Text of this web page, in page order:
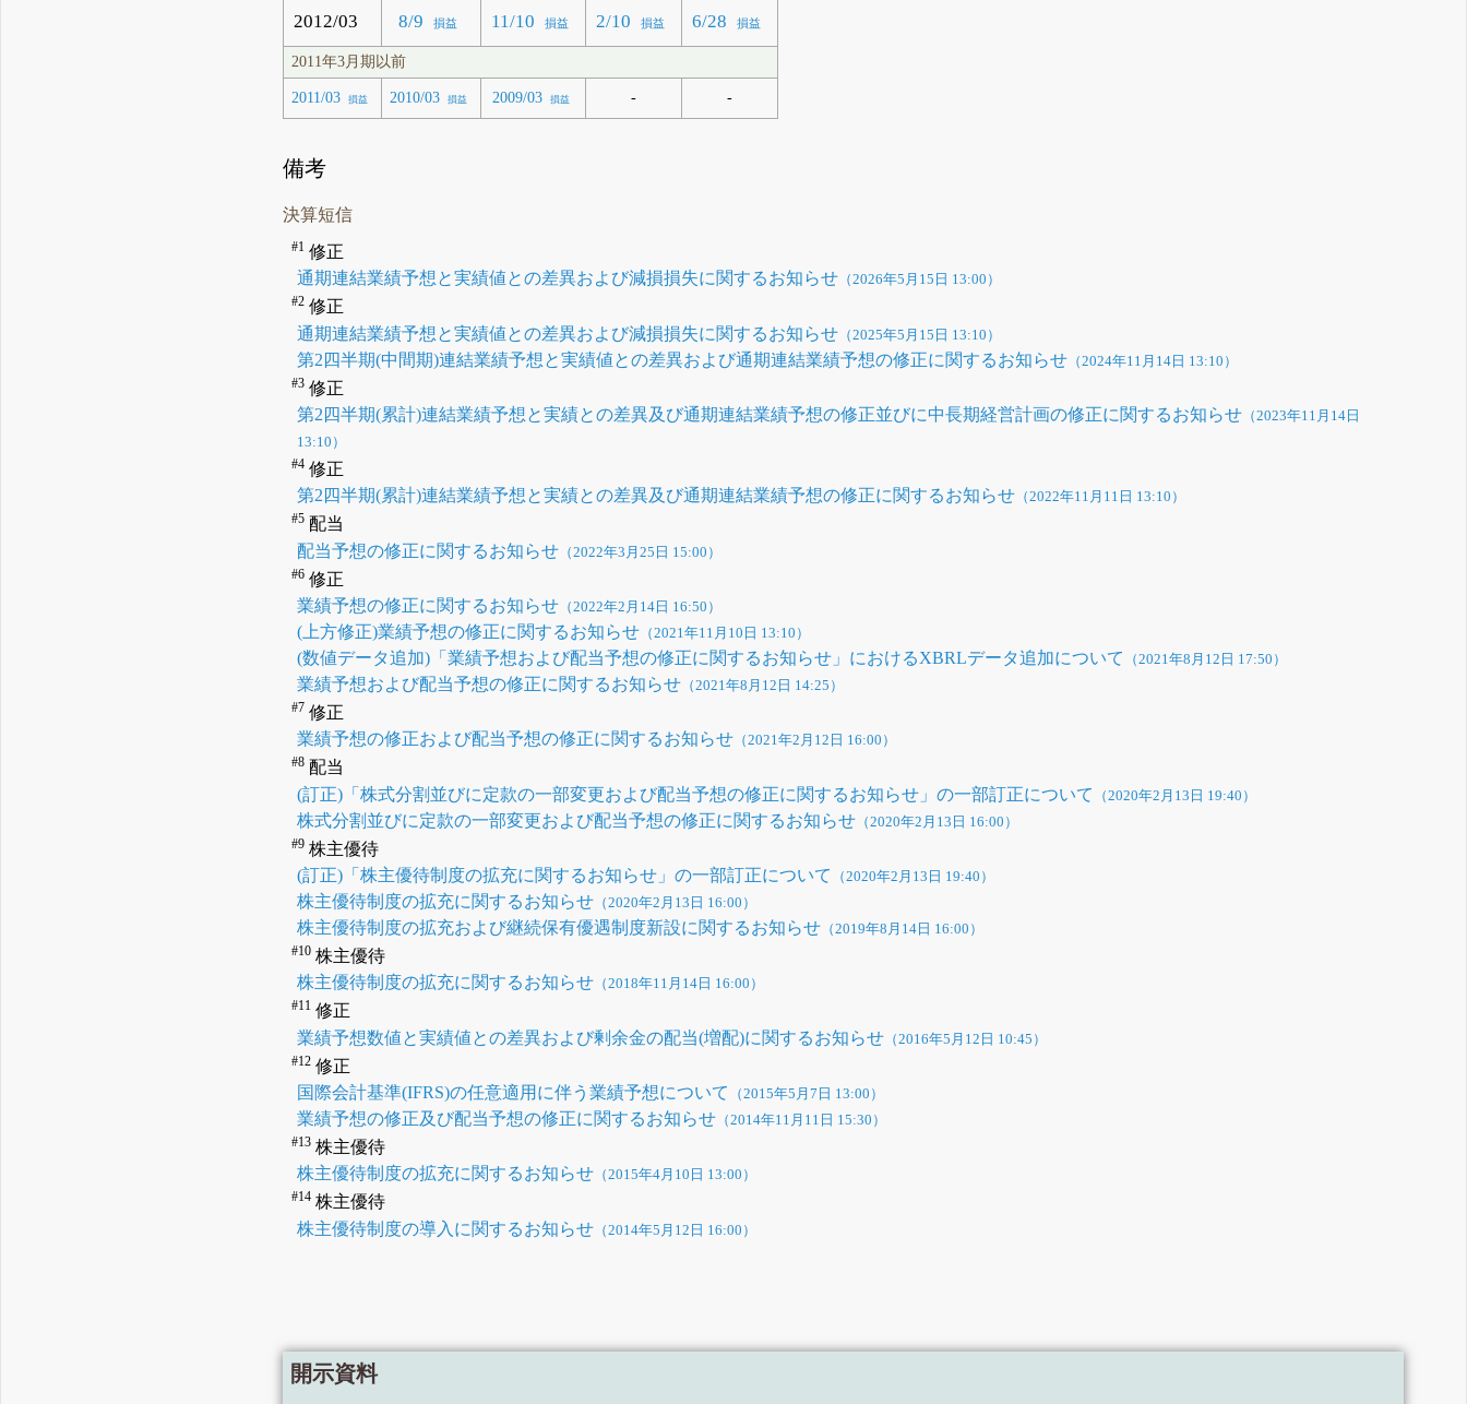
2012/03 8/9 損益 11/10 損益 2/10 損益 6/28 損益
2011年3月期以前
2011/03 損益 2010/03 損益 2009/03 損益 - -
備考
決算短信
#1 修正
通期連結業績予想と実績値との差異および減損損失に関するお知らせ （2026年5月15日 13:00）
#2 修正
通期連結業績予想と実績値との差異および減損損失に関するお知らせ （2025年5月15日 13:10）
第2四半期(中間期)連結業績予想と実績値との差異および通期連結業績予想の修正に関するお知らせ （2024年11月14日 13:10）
#3 修正
第2四半期(累計)連結業績予想と実績との差異及び通期連結業績予想の修正並びに中長期経営計画の修正に関するお知らせ （2023年11月14日
13:10）
#4 修正
第2四半期(累計)連結業績予想と実績との差異及び通期連結業績予想の修正に関するお知らせ （2022年11月11日 13:10）
#5 配当
配当予想の修正に関するお知らせ （2022年3月25日 15:00）
#6 修正
業績予想の修正に関するお知らせ （2022年2月14日 16:50）
(上方修正)業績予想の修正に関するお知らせ （2021年11月10日 13:10）
(数値データ追加)「業績予想および配当予想の修正に関するお知らせ」におけるXBRLデータ追加について （2021年8月12日 17:50）
業績予想および配当予想の修正に関するお知らせ （2021年8月12日 14:25）
#7 修正
業績予想の修正および配当予想の修正に関するお知らせ （2021年2月12日 16:00）
#8 配当
(訂正)「株式分割並びに定款の一部変更および配当予想の修正に関するお知らせ」の一部訂正について
（2020年2月13日 19:40）
株式分割並びに定款の一部変更および配当予想の修正に関するお知らせ （2020年2月13日 16:00）
#9 株主優待
(訂正)「株主優待制度の拡充に関するお知らせ」の一部訂正について
（2020年2月13日 19:40）
株主優待制度の拡充に関するお知らせ （2020年2月13日 16:00）
株主優待制度の拡充および継続保有優遇制度新設に関するお知らせ （2019年8月14日 16:00）
#10 株主優待
株主優待制度の拡充に関するお知らせ （2018年11月14日 16:00）
#11 修正
業績予想数値と実績値との差異および剰余金の配当(増配)に関するお知らせ （2016年5月12日 10:45）
#12 修正
国際会計基準(IFRS)の任意適用に伴う業績予想について
（2015年5月7日 13:00）
業績予想の修正及び配当予想の修正に関するお知らせ （2014年11月11日 15:30）
#13 株主優待
株主優待制度の拡充に関するお知らせ （2015年4月10日 13:00）
#14 株主優待
株主優待制度の導入に関するお知らせ （2014年5月12日 16:00）
開示資料